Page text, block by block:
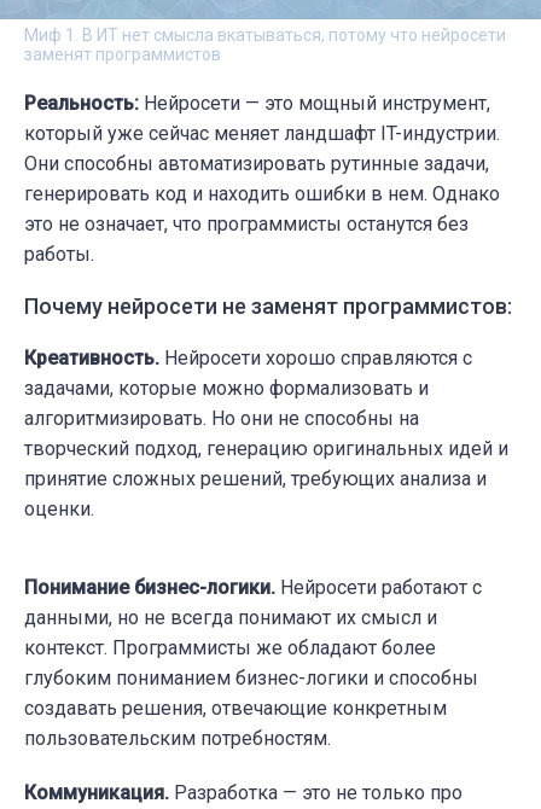
Миф 1. В ИТ нет смысла вкатываться, потому что нейросети
заменят программистов
Реальность: Нейросети — это мощный инструмент,
который уже сейчас меняет ландшафт IT-индустрии.
Они способны автоматизировать рутинные задачи,
генерировать код и находить ошибки в нем. Однако
это не означает, что программисты останутся без
работы.
Почему нейросети не заменят программистов:
Креативность. Нейросети хорошо справляются с
задачами, которые можно формализовать и
алгоритмизировать. Но они не способны на
творческий подход, генерацию оригинальных идей и
принятие сложных решений, требующих анализа и
оценки.
Понимание бизнес-логики. Нейросети работают с
данными, но не всегда понимают их смысл и
контекст. Программисты же обладают более
глубоким пониманием бизнес-логики и способны
создавать решения, отвечающие конкретным
пользовательским потребностям.
Коммуникация. Разработка — это не только про